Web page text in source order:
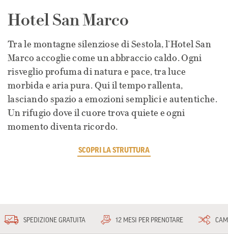
Hotel San Marco
Tra le montagne silenziose di Sestola, l’Hotel San
Marco accoglie come un abbraccio caldo. Ogni
risveglio profuma di natura e pace, tra luce
morbida e aria pura. Qui il tempo rallenta,
lasciando spazio a emozioni semplici e autentiche.
Un rifugio dove il cuore trova quiete e ogni
momento diventa ricordo.
SCOPRI LA STRUTTURA
SPEDIZIONE GRATUITA 12 MESI PER PRENOTARE